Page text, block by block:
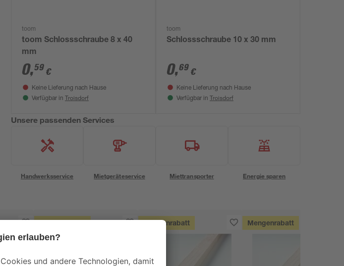
toom
toom Schlossschraube 8 x 40
mm
0,59 €
Keine Lieferung nach Hause
Verfügbar in Troisdorf
toom
Schlossschraube 10 x 30 mm
0,69 €
Keine Lieferung nach Hause
Verfügbar in Troisdorf
Unsere passenden Services
Handwerksservice Mietgeräteservice Miettransporter Energie sparen
Mengenrabatt Mengenrabatt